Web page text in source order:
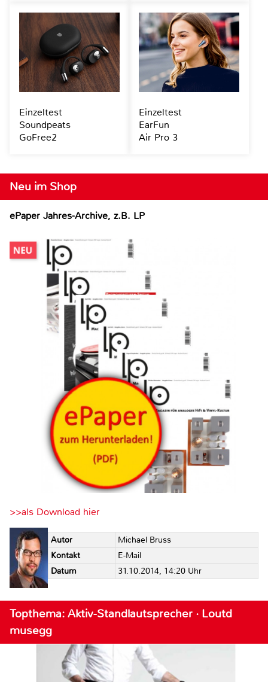
Neu im Shop
ePaper Jahres-Archive, z.B. LP
>>als Download hier
Autor
Michael Bruss
Kontakt
E-Mail
Datum
31.10.2014, 14:20 Uhr
Topthema: Aktiv-Standlautsprecher · Loutd
musegg
Einzeltest
Soundpeats
GoFree2
Einzeltest
EarFun
Air Pro 3